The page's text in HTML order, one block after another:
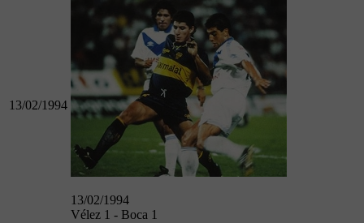
13/02/1994
13/02/1994
Vélez 1 - Boca 1